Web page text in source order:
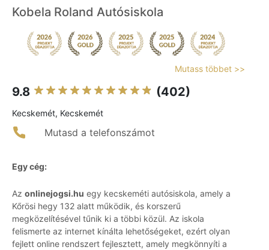
Kobela Roland Autósiskola
Mutass többet >>
9.8 (402)
Kecskemét, Kecskemét
Mutasd a telefonszámot
Egy cég:
Az onlinejogsi.hu egy kecskeméti autósiskola, amely a
Kőrösi hegy 132 alatt működik, és korszerű
megközelítésével tűnik ki a többi közül. Az iskola
felismerte az internet kínálta lehetőségeket, ezért olyan
fejlett online rendszert fejlesztett, amely megkönnyíti a